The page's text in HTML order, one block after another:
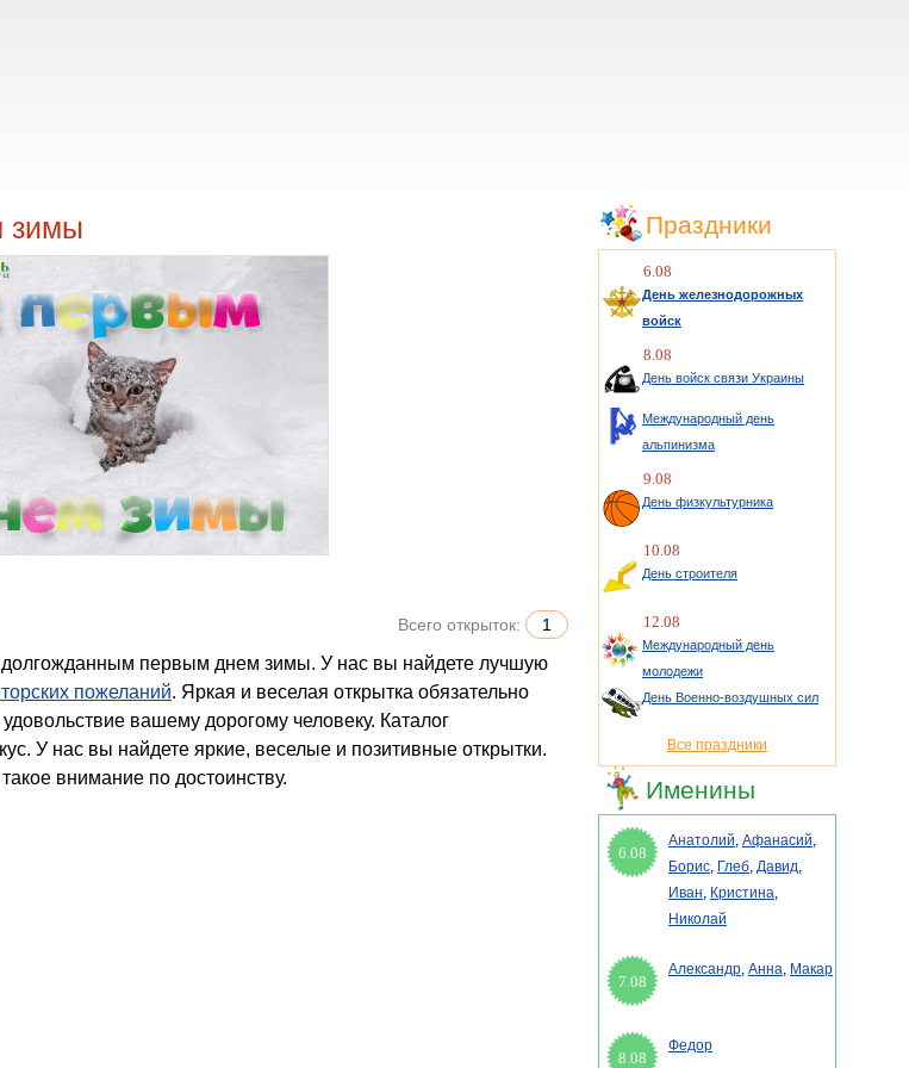
зимы
Всего открыток: 1
пожеланий. Яркая и веселая открытка обязательно
вашему дорогому человеку. Каталог
У нас вы найдете яркие, веселые и позитивные открытки.
внимание по достоинству.
Праздники
6.08
День железнодорожных
войск
8.08
День войск связи Украины
Международный день
альпинизма
9.08
День физкультурника
10.08
День строителя
12.08
Международный день
молодежи
День Военно-воздушных сил
Все праздники
Именины
6.08
Анатолий, Афанасий,
Борис, Глеб, Давид,
Иван, Кристина,
Николай
7.08
Александр, Анна, Макар
8.08
Федор